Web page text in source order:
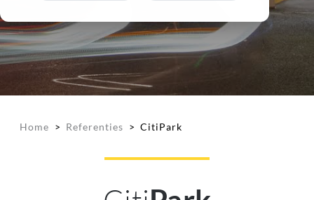
Home > Referenties > CitiPark